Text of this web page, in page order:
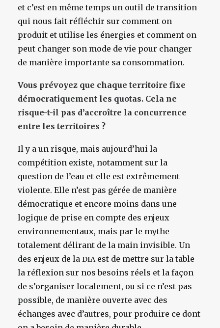
et c’est en même temps un outil de transition
qui nous fait réfléchir sur comment on
produit et utilise les énergies et comment on
peut changer son mode de vie pour changer
de manière importante sa consommation.
Vous prévoyez que chaque territoire fixe
démocratiquement les quotas. Cela ne
risque-t-il pas d’accroître la concurrence
entre les territoires ?
Il y a un risque, mais aujourd’hui la
compétition existe, notamment sur la
question de l’eau et elle est extrêmement
violente. Elle n’est pas gérée de manière
démocratique et encore moins dans une
logique de prise en compte des enjeux
environnementaux, mais par le mythe
totalement délirant de la main invisible. Un
des enjeux de la DIAest de mettre sur la table
la réflexion sur nos besoins réels et la façon
de s’organiser localement, ou si ce n’est pas
possible, de manière ouverte avec des
échanges avec d’autres, pour produire ce dont